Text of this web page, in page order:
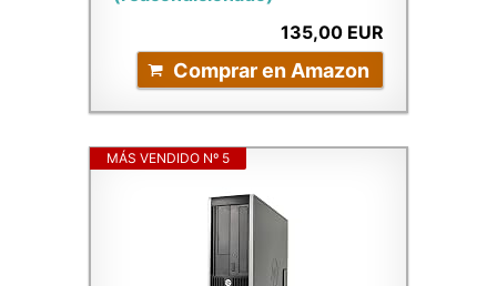
135,00 EUR
Comprar en Amazon
MÁS VENDIDO Nº 5